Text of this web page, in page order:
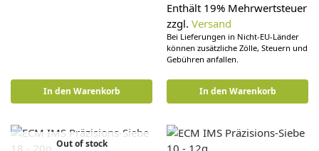
In den Warenkorb
Enthält 19% Mehrwertsteuer
zzgl. Versand
Bei Lieferungen in Nicht-EU-Länder
können zusätzliche Zölle, Steuern und
Gebühren anfallen.
In den Warenkorb
Out of stock